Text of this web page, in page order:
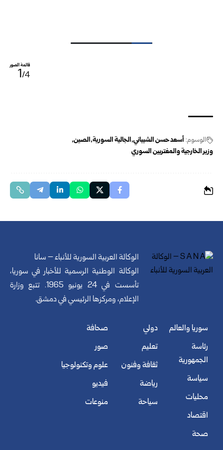
قائمة الصور
1/4
الوسوم:أسعد حسن الشيباني الجالية السورية الصين
وزير الخارجية والمغتربين السوري
الوكالة العربية السورية للأنباء – سانا
الوكالة الوطنية الرسمية للأخبار في سوريا،
تأسست في 24 يونيو 1965. تتبع وزارة
الإعلام، ومركزها الرئيسي في دمشق.
سوريا والعالم
رئاسة
الجمهورية
سياسة
محليات
اقتصاد
صحة
دولي
تعليم
ثقافة وفنون
رياضة
سياحة
صحافة
صور
علوم وتكنولوجيا
فيديو
منوعات